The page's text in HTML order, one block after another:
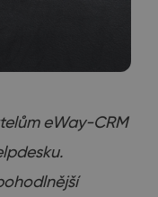
eWay-CRM